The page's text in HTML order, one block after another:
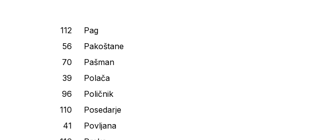
Pag
Pakoštane
Pašman
Polača
Poličnik
Posedarje
Povljana